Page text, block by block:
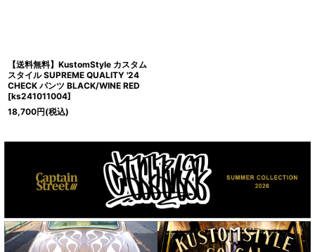
【送料無料】KustomStyle カスタム
スタイル SUPREME QUALITY '24
CHECK パンツ BLACK/WINE RED
[ks241011004]
18,700円(税込)